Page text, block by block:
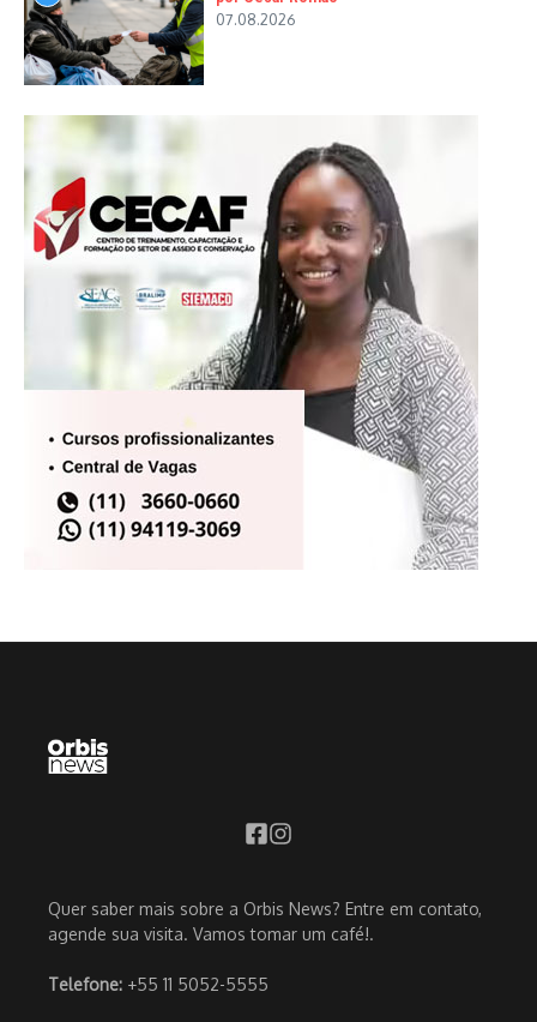
07.08.2026
Quer saber mais sobre a Orbis News? Entre em contato,
agende sua visita. Vamos tomar um café!.
Telefone: +55 11 5052-5555